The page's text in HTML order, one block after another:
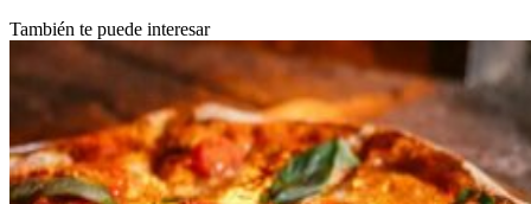
También te puede interesar